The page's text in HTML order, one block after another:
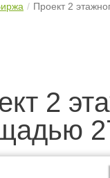
Проект 2
2